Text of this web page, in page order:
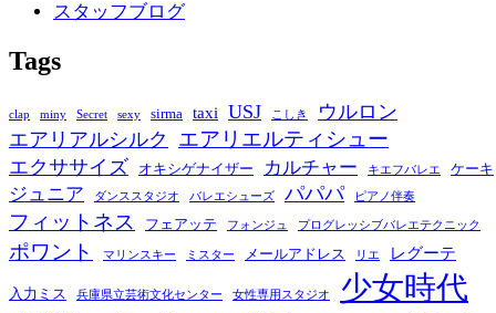
スタッフブログ
Tags
clap miny Secret sexy sirma taxi USJ こしき
ウルロン
エアリアルシルク
エアリエルティシュー
エクササイズ オキシゲナイザー カルチャー キエフバレエ ケーキ
ジュニア ダンススタジオ バレエシューズ パパパ ピアノ伴奏
フィットネス フェアッテ フォンジュ プログレッシブバレエテクニック
ポワント マリンスキー ミスター メールアドレス リエ レグーテ
入力ミス 兵庫県立芸術文化センター 女性専用スタジオ 少女時代